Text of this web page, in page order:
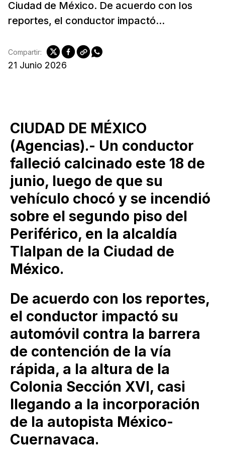
Ciudad de México. De acuerdo con los
reportes, el conductor impactó...
21 Junio 2026
Compartir:
CIUDAD DE MÉXICO
(Agencias).- Un conductor
falleció calcinado este 18 de
junio, luego de que su
vehículo chocó y se incendió
sobre el segundo piso del
Periférico, en la alcaldía
Tlalpan de la Ciudad de
México.
De acuerdo con los reportes,
el conductor impactó su
automóvil contra la barrera
de contención de la vía
rápida, a la altura de la
Colonia Sección XVI, casi
llegando a la incorporación
de la autopista México-
Cuernavaca.